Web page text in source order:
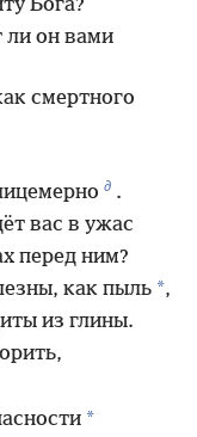
Бога?
ли он вами
смертного
д .
вас в ужас
перед ним?
как пыль *,
из глины.
*